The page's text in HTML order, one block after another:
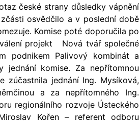
české strany důsledky vápnění
osvědčilo a v poslední době
Komise poté doporučila po
projekt Nová tvář společné
podnikem Palivový kombinát a
jednání komise. Za nepřítomnou
zúčastnila jednání Ing. Mysíková,
a za nepřítomného Ing.
regionálního rozvoje Ústeckého
Kořen – referent odboru